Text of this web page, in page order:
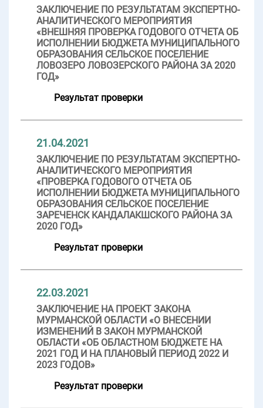
ЗАКЛЮЧЕНИЕ ПО РЕЗУЛЬТАТАМ ЭКСПЕРТНО-
АНАЛИТИЧЕСКОГО МЕРОПРИЯТИЯ
«ВНЕШНЯЯ ПРОВЕРКА ГОДОВОГО ОТЧЕТА ОБ
ИСПОЛНЕНИИ БЮДЖЕТА МУНИЦИПАЛЬНОГО
ОБРАЗОВАНИЯ СЕЛЬСКОЕ ПОСЕЛЕНИЕ
ЛОВОЗЕРО ЛОВОЗЕРСКОГО РАЙОНА ЗА 2020
ГОД»
Результат проверки
21.04.2021
ЗАКЛЮЧЕНИЕ ПО РЕЗУЛЬТАТАМ ЭКСПЕРТНО-
АНАЛИТИЧЕСКОГО МЕРОПРИЯТИЯ
«ПРОВЕРКА ГОДОВОГО ОТЧЕТА ОБ
ИСПОЛНЕНИИ БЮДЖЕТА МУНИЦИПАЛЬНОГО
ОБРАЗОВАНИЯ СЕЛЬСКОЕ ПОСЕЛЕНИЕ
ЗАРЕЧЕНСК КАНДАЛАКШСКОГО РАЙОНА ЗА
2020 ГОД»
Результат проверки
22.03.2021
ЗАКЛЮЧЕНИЕ НА ПРОЕКТ ЗАКОНА
МУРМАНСКОЙ ОБЛАСТИ «О ВНЕСЕНИИ
ИЗМЕНЕНИЙ В ЗАКОН МУРМАНСКОЙ
ОБЛАСТИ «ОБ ОБЛАСТНОМ БЮДЖЕТЕ НА
2021 ГОД И НА ПЛАНОВЫЙ ПЕРИОД 2022 И
2023 ГОДОВ»
Результат проверки